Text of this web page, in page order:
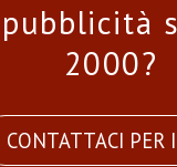
2000?
CONTATTACI PER